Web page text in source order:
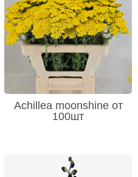
Achillea moonshine от
100шт